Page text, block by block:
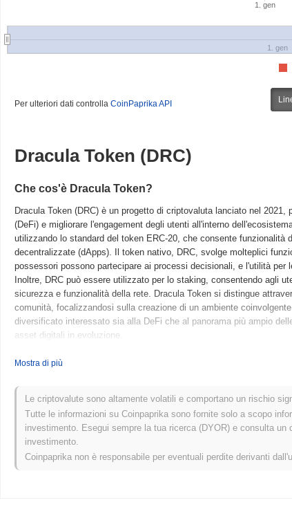
1. gen
1. gen
Per ulteriori dati controlla CoinPaprika API
Dracula Token (DRC)
Che cos'è Dracula Token?
Dracula Token (DRC) è un progetto di criptovaluta lanciato nel
(DeFi) e migliorare l'engagement degli utenti all'interno
utilizzando lo standard del token ERC-20, che consente
decentralizzate (dApps). Il token nativo, DRC, svolge molteplici
possessori possono partecipare ai processi decisionali, e l'utilità
Inoltre, DRC può essere utilizzato per lo staking, consentendo agli
sicurezza e funzionalità della rete. Dracula Token si distingue
comunità, focalizzandosi sulla creazione di un ambiente
diversificato interessato sia alla DeFi che al panorama più ampio
asset digitali in evoluzione.
Quando e come è iniziato Dracula Token?
specifiche tecniche del progetto. Il progetto ha lanciato il suo
di sperimentare le funzionalità e le caratteristiche della piattaforma.
2022, segnando l'ingresso ufficiale del token nel mercato. Lo
decentralizzato che integra vari servizi DeFi, mirando a migliorare
acquisire token senza le restrizioni dei metodi di raccolta fondi
Mostra di più
Le criptovalute sono altamente volatili e comportano un rischio
Tutte le informazioni su Coinpaprika sono fornite solo a scopo
investimento. Esegui sempre la tua ricerca (DYOR) e consulta
investimento.
Coinpaprika non è responsabile per eventuali perdite derivanti